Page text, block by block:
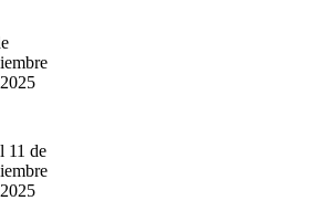
11 de